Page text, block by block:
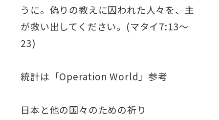
うに。偽りの教えに囚われた人々を、主
が救い出してください。(マタイ7:13～
23)
統計は「Operation World」参考
日本と他の国々のための祈り